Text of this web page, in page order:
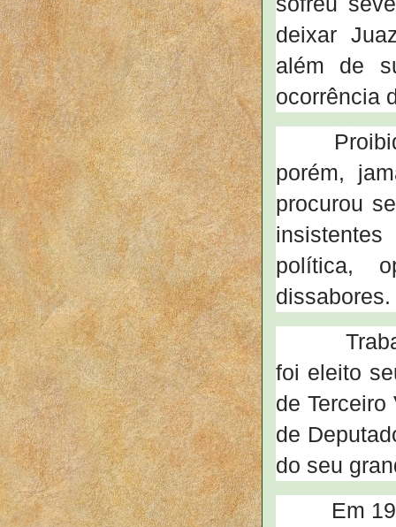
deixar
além de
ocorrência
Proibido,
porém,
procurou
política,
dissabores.
foi eleito
de
de
do seu
Em